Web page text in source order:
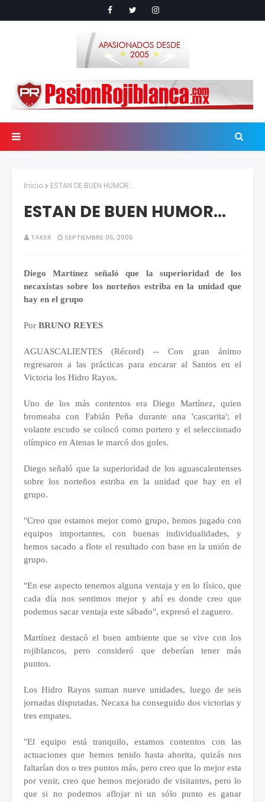
Inicio ESTAN DE BUEN HUMOR...
ESTAN DE BUEN HUMOR...
TAKER SEPTIEMBRE 06, 2005
Diego Martínez señaló que la superioridad de los
necaxistas sobre los norteños estriba en la unidad que
hay en el grupo
Por BRUNO REYES
AGUASCALIENTES (Récord) -- Con gran ánimo
regresaron a las prácticas para encarar al Santos en el
Victoria los Hidro Rayos.
Uno de los más contentos era Diego Martínez, quien
bromeaba con Fabián Peña durante una 'cascarita'; el
volante escudo se colocó como portero y el seleccionado
olímpico en Atenas le marcó dos goles.
Diego señaló que la superioridad de los aguascalentenses
sobre los norteños estriba en la unidad que hay en el
grupo.
"Creo que estamos mejor como grupo, hemos jugado con
equipos importantes, con buenas individualidades, y
hemos sacado a flote el resultado con base en la unión de
grupo.
"En ese aspecto tenemos alguna ventaja y en lo físico, que
cada día nos sentimos mejor y ahí es donde creo que
podemos sacar ventaja este sábado", expresó el zaguero.
Martínez destacó el buen ambiente que se vive con los
rojiblancos, pero consideró que deberían tener más
puntos.
Los Hidro Rayos suman nueve unidades, luego de seis
jornadas disputadas. Necaxa ha conseguido dos victorias y
tres empates.
"El equipo está tranquilo, estamos contentos con las
actuaciones que hemos tenido hasta ahorita, quizás nos
faltarían dos o tres puntos más, pero creo que lo mejor esta
por venir, creo que hemos mejorado de visitantes, pero lo
que si no podemos aflojar ni un sólo punto es ganar